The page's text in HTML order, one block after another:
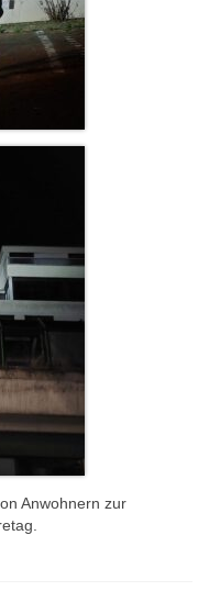
1
HLF
20/25
Anwohnern zur